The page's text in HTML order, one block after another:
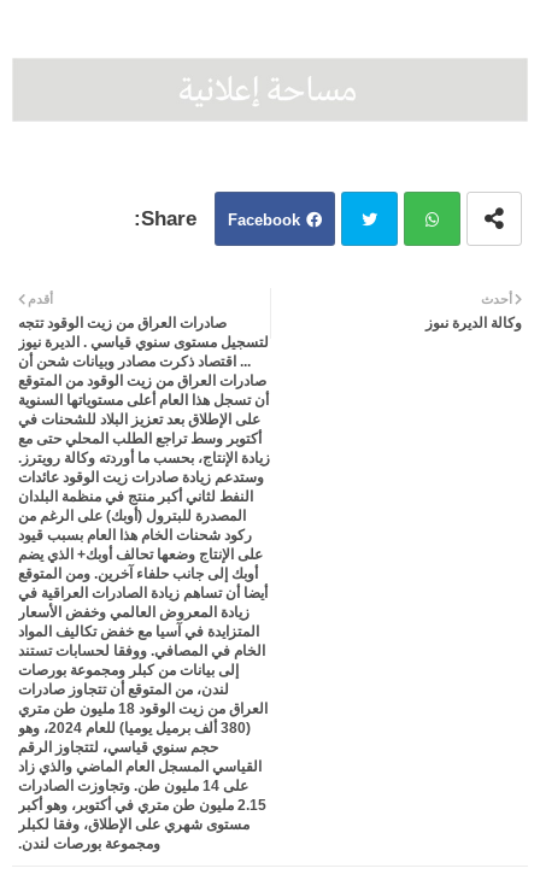
Facebook
atsa
أحدث
وكالة الديرة نىوز
أقدم
صادرات العراق من زيت الوقود تتجه
لتسجيل مستوى سنوي قياسي . الديرة نيوز
... اقتصاد ذكرت مصادر وبيانات شحن أن
صادرات العراق من زيت الوقود من المتوقع
أن تسجل هذا العام أعلى مستوياتها السنوية
على الإطلاق بعد تعزيز البلاد للشحنات في
أكتوبر وسط تراجع الطلب المحلي حتى مع
زيادة الإنتاج، بحسب ما أوردته وكالة رويترز.
وستدعم زيادة صادرات زيت الوقود عائدات
النفط لثاني أكبر منتج في منظمة البلدان
المصدرة للبترول (أوبك) على الرغم من
ركود شحنات الخام هذا العام بسبب قيود
على الإنتاج وضعها تحالف أوبك+ الذي يضم
أوبك إلى جانب حلفاء آخرين. ومن المتوقع
أيضا أن تساهم زيادة الصادرات العراقية في
زيادة المعروض العالمي وخفض الأسعار
المتزايدة في آسيا مع خفض تكاليف المواد
الخام في المصافي. ووفقا لحسابات تستند
إلى بيانات من كبلر ومجموعة بورصات
لندن، من المتوقع أن تتجاوز صادرات
العراق من زيت الوقود 18 مليون طن متري
(380 ألف برميل يوميا) للعام 2024، وهو
حجم سنوي قياسي، لتتجاوز الرقم
القياسي المسجل العام الماضي والذي زاد
على 14 مليون طن. وتجاوزت الصادرات
2.15 مليون طن متري في أكتوبر، وهو أكبر
مستوى شهري على الإطلاق، وفقا لكبلر
ومجموعة بورصات لندن.